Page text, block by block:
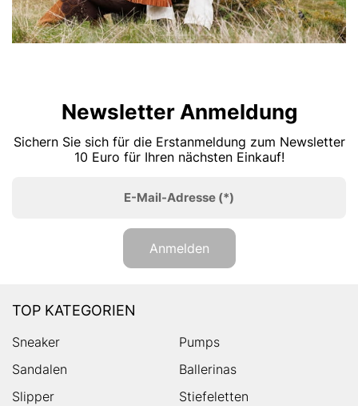
Newsletter Anmeldung
Sichern Sie sich für die Erstanmeldung zum Newsletter
10 Euro für Ihren nächsten Einkauf!
E-Mail-Adresse (*)
Anmelden
TOP KATEGORIEN
Sneaker
Pumps
Sandalen
Ballerinas
Slipper
Stiefeletten